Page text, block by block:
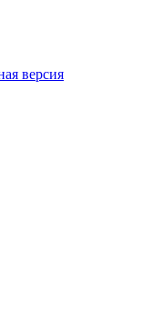
версия